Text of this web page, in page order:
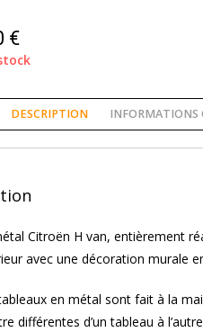
€
DESCRIPTION INFORMATIONS
Citroën H van, entièrement
avec une décoration murale
en métal sont fait à la
différentes d’un tableau à